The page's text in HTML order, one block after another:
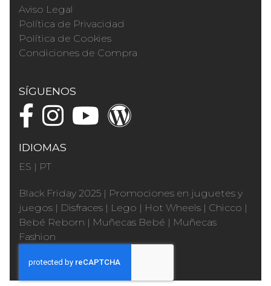
Aviso Legal
Política de Privacidad
Política de Cookies
Condiciones de Compra
SÍGUENOS
IDIOMAS
ES | PT
Black Friday 2025 | Promociones en juguetes y
juegos | Disfraces | Lego | Hot Wheels | Chicco |
Bebé Reborn | Muñecas Bebé | Muñecas
Fashion